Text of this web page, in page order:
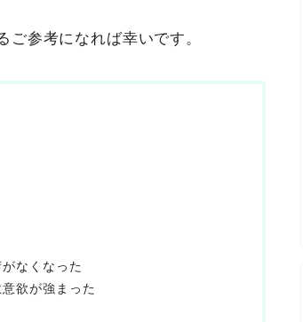
参考になれば幸いです。
なくなった
欲が強まった